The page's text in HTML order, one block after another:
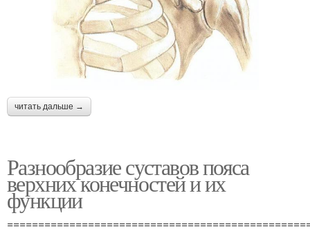
читать дальше →
Разнообразие суставов пояса
верхних конечностей и их
функции